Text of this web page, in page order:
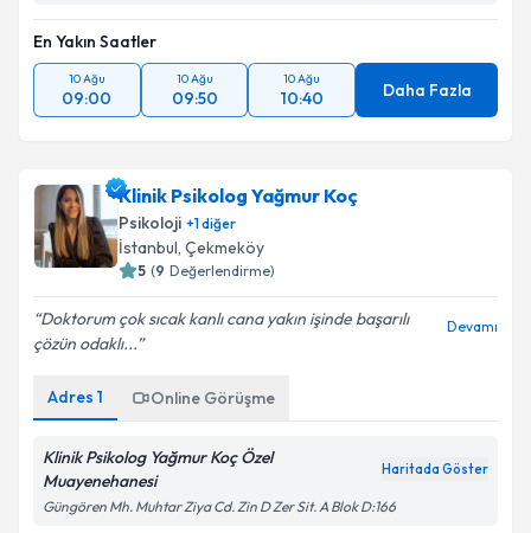
Kişisel verilerimin işlenmesine ilişkinAydınlatma
Metni
kapsamda işlenmesini kabul ediyorum.
En Yakın Saatler
10 Ağu
09:00
10 Ağu
09:50
10 Ağu
10:40 Daha Fazla
Klinik Psikolog Yağmur Koç
Psikoloji +1diğer
İstanbul, Çekmeköy
5 (9 Değerlendirme)
Doktorum çok sıcak kanlı cana yakın işinde başarılı
çözün odaklı...
Devamı
Adres 1 Online Görüşme
Klinik Psikolog Yağmur Koç Özel
Muayenehanesi
Haritada Göster
Güngören Mh. Muhtar Ziya Cd. Zin D Zer Sit. A Blok D:166